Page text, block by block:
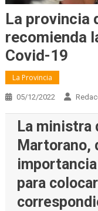
La provincia
recomienda
Covid-19
La Provincia
05/12/2022
La ministra
Martorano,
para